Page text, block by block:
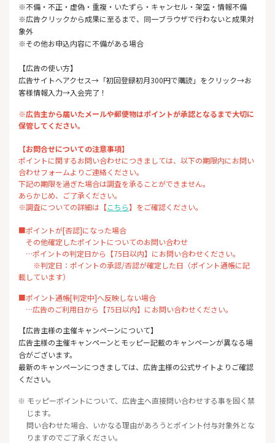
※不備・不正・虚偽・重複・いたずら・キャンセル・架空・情報不備
※広告クリックから成果に至るまで、同一ブラウザで行わないと成果対
象外
※その他お申込内容に不備がある場合
【広告の使い方】
広告サイトへアクセス→「初回登録初月300円で購読」をクリック→お
客様情報入力→入会完了！
※広告主から届いたメールや郵便物はポイントが承認となるまで大切に
保管してください。
【お問合せについての注意事項】
ポイントに関するお問い合わせにつきましては、以下の期限内にお問い
合わせフォームよりご連絡ください。
下記の期限を過ぎた場合は調査を承ることができません。
あらかじめ、ご了承ください。
※調査についての詳細は【こちら】をご確認ください。
■ポイントが[否認]になった場合
その他確定したポイントについてのお問い合わせ
…ポイントの判定日から【75日以内】にお問い合わせください。
※判定日：ポイントの承認/否認が確定した日（ポイント通帳に記
載しています）
■ポイント通帳[判定中]へ反映しない場合
…広告のご利用日から【75日以内】にお問い合わせください。
【広告主様の主催キャンペーンについて】
広告主様の主催キャンペーンとモッピー記載のキャンペーンが異なる場
合がございます。
最新のキャンペーンにつきましては、広告主様の公式サイトよりご確認
ください。
※ モッピーポイントについて、広告主へ直接問い合わせする事を固く禁
じます。
問い合わせた場合、いかなる理由があろうとポイント付与対象外とな
りますのでご了承ください。